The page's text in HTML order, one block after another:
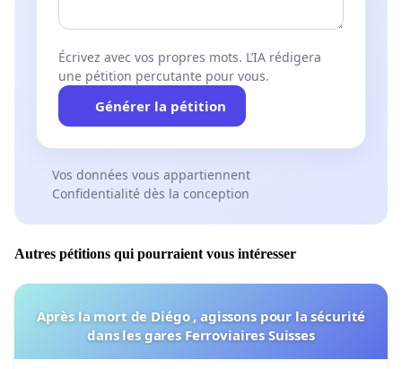
Écrivez avec vos propres mots. L’IA rédigera
une pétition percutante pour vous.
Générer la pétition
Vos données vous appartiennent
Confidentialité dès la conception
Autres pétitions qui pourraient vous intéresser
Après la mort de Diégo , agissons pour la sécurité
dans les gares Ferroviaires Suisses